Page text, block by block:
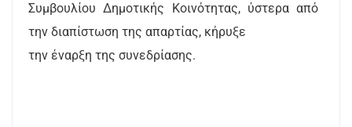
Συμβουλίου Δημοτικής Κοινότητας, ύστερα από
την διαπίστωση της απαρτίας, κήρυξε
την έναρξη της συνεδρίασης.